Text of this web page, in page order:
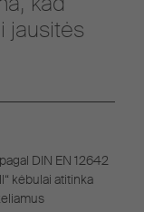
jausitės
DIN EN 12642
kėbulai atitinka